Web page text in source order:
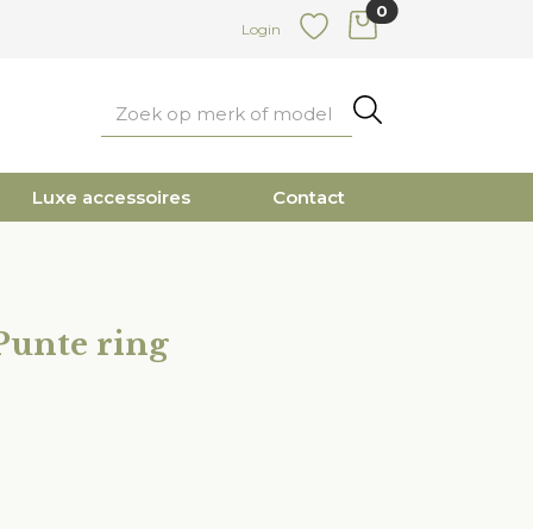
Login
0
items in cart
Luxe accessoires Contact
ring